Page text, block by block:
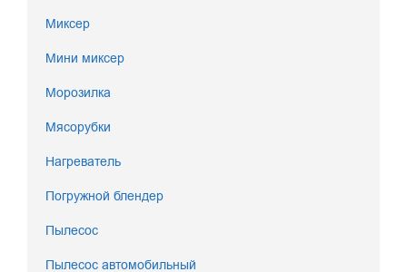
Миксер
Мини миксер
Морозилка
Мясорубки
Нагреватель
Погружной блендер
Пылесос
Пылесос автомобильный